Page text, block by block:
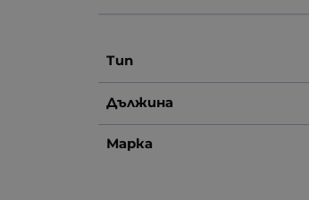
Тип
Дължина
Марка